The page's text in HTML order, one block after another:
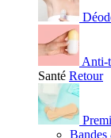
Anti-
Santé Retour
Bandes